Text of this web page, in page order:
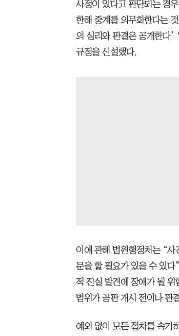
사정이 있다고 판단되는 경
한해 중계를 의무화한다는
의 심리와 판결은 공개한다’
규정을 신설했다.
이에 관해 법원행정처는 “사
문을 할 필요가 있을 수 있다
적 진실 발견에 장애가 될 위
범위가 공판 개시 전이나 판
예외 없이 모든 절차를 속기